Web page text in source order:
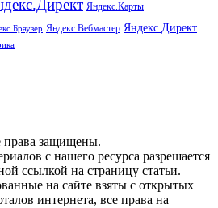
Яндекс.Карты
Браузер Яндекс Вебмастер Яндекс Директ
права защищены.
с нашего ресурса разрешается
ссылкой на страницу статьи.
на сайте взяты с открытых
интернета, все права на